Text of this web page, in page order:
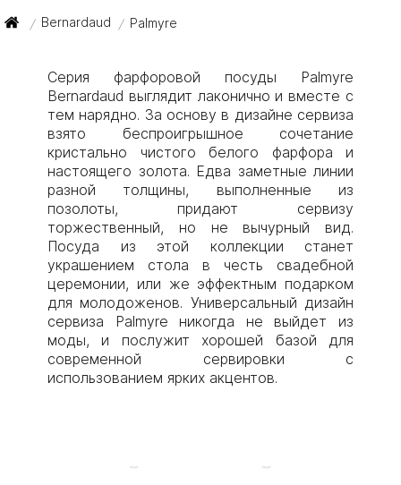
/ Bernardaud / Palmyre
Серия фарфоровой посуды Palmyre
Bernardaud выглядит лаконично и вместе с
тем нарядно. За основу в дизайне сервиза
взято беспроигрышное сочетание
кристально чистого белого фарфора и
настоящего золота. Едва заметные линии
разной толщины, выполненные из
позолоты, придают сервизу
торжественный, но не вычурный вид.
Посуда из этой коллекции станет
украшением стола в честь свадебной
церемонии, или же эффектным подарком
для молодоженов. Универсальный дизайн
сервиза Palmyre никогда не выйдет из
моды, и послужит хорошей базой для
современной сервировки с
использованием ярких акцентов.